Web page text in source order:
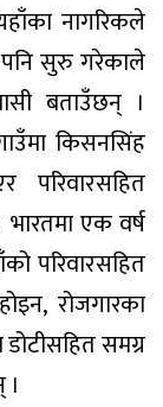
नागरिकले
सुरु गरेकाले
बताउँछन् ।
किसनसिंह
भारतमा एक वर्ष
परिवारसहित
रोजगारका
समग्र